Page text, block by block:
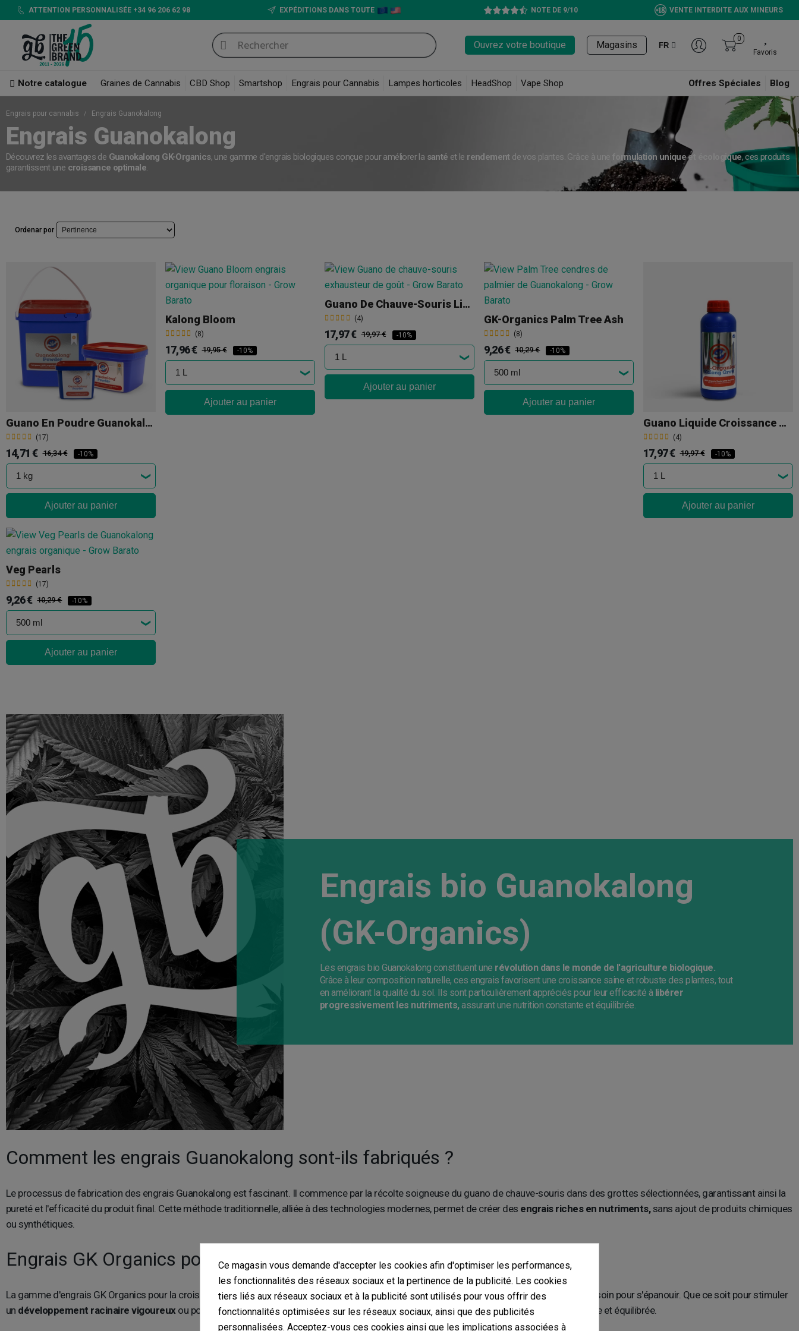
ATTENTION PERSONNALISÉE +34 96 206 62 98 EXPÉDITIONS DANS TOUTE NOTE DE 9/10 VENTE INTERDITE AUX MINEURS
Ouvrez votre boutique Magasins FR
0
Favoris
Notre catalogue Graines de Cannabis CBD Shop Smartshop Engrais pour Cannabis Lampes horticoles HeadShop Vape Shop Offres Spéciales Blog
Engrais pour cannabis Engrais Guanokalong
Engrais Guanokalong
Découvrez les avantages de Guanokalong GK-Organics, une gamme d'engrais biologiques conçue pour améliorer la santé et le rendement de vos plantes. Grâce à une formulation unique et écologique, ces produits
garantissent une croissance optimale.
Ordenar por
Guano En Poudre Guanokalong
(17)
14,71 € 16,34 € -10%
Ajouter au panier
Kalong Bloom
(8)
17,96 € 19,95 € -10%
Ajouter au panier
Guano De Chauve-Souris Liquide Extract
(4)
17,97 € 19,97 € -10%
Ajouter au panier
GK-Organics Palm Tree Ash
(8)
9,26 € 10,29 € -10%
Ajouter au panier
Guano Liquide Croissance Grow
(4)
17,97 € 19,97 € -10%
Ajouter au panier
Veg Pearls
(17)
9,26 € 10,29 € -10%
Ajouter au panier
Engrais bio Guanokalong
(GK-Organics)
Les engrais bio Guanokalong constituent une révolution dans le monde de l'agriculture biologique.
Grâce à leur composition naturelle, ces engrais favorisent une croissance saine et robuste des plantes, tout
en améliorant la qualité du sol. Ils sont particulièrement appréciés pour leur efficacité à libérer
progressivement les nutriments,assurant une nutrition constante et équilibrée.
Comment les engrais Guanokalong sont-ils fabriqués ?
Le processus de fabrication des engrais Guanokalong est fascinant. Il commence par la récolte soigneuse du guano de chauve-souris dans des grottes sélectionnées, garantissant ainsi la
pureté et l'efficacité du produit final. Cette méthode traditionnelle, alliée à des technologies modernes, permet de créer des engrais riches en nutriments,sans ajout de produits chimiques
ou synthétiques.
Engrais GK Organics pour croissance et floraison
La gamme d'engrais GK Organics pour la croissance et la floraison est spécialement conçue pour offrir à vos plantes tout ce dont elles ont besoin pour s'épanouir. Que ce soit pour stimuler
un développement racinaire vigoureuxou pour encourager unefloraison abondanteet colorée, ces engrais apportent une solution complète et équilibrée.
Ce magasin vous demande d'accepter les cookies afin d'optimiser les performances,
les fonctionnalités des réseaux sociaux et la pertinence de la publicité. Les cookies
tiers liés aux réseaux sociaux et à la publicité sont utilisés pour vous offrir des
fonctionnalités optimisées sur les réseaux sociaux, ainsi que des publicités
personnalisées. Acceptez-vous ces cookies ainsi que les implications associées à